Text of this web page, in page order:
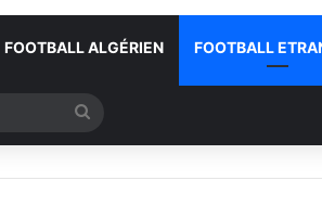
FOOTBALL ALGÉRIEN FOOTBALL